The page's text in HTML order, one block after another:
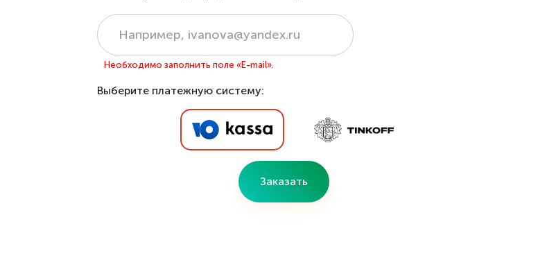
Необходимо заполнить поле «E-mail».
Выберите платежную систему:
Заказать